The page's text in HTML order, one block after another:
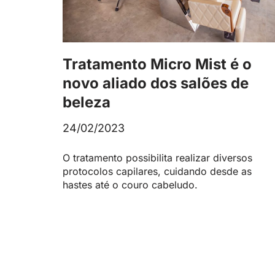
Tratamento Micro Mist é o
novo aliado dos salões de
beleza
24/02/2023
O tratamento possibilita realizar diversos
protocolos capilares, cuidando desde as
hastes até o couro cabeludo.